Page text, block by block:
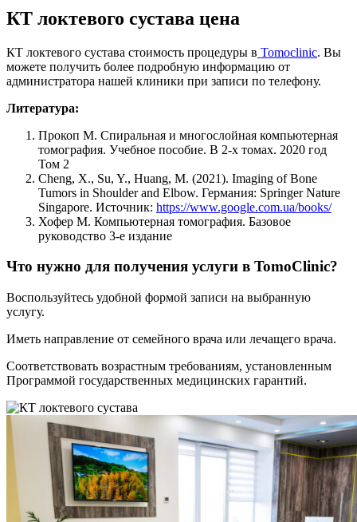
КТ локтевого сустава цена
КТ локтевого сустава стоимость процедуры в Tomoclinic. Вы
можете получить более подробную информацию от
администратора нашей клиники при записи по телефону.
Литература:
Прокоп М. Спиральная и многослойная компьютерная
томография. Учебное пособие. В 2-х томах. 2020 год
Том 2
Cheng, X., Su, Y., Huang, M. (2021). Imaging of Bone
Tumors in Shoulder and Elbow. Германия: Springer Nature
Singapore. Источник: https://www.google.com.ua/books/
Хофер М. Компьютерная томография. Базовое
руководство 3-е издание
Что нужно для получения услуги в TomoClinic?
Воспользуйтесь удобной формой записи на выбранную
услугу.
Иметь направление от семейного врача или лечащего врача.
Соответствовать возрастным требованиям, установленным
Программой государственных медицинских гарантий.